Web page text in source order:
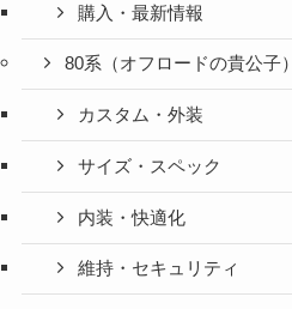
購入・最新情報
80系（オフロードの貴公子）
カスタム・外装
サイズ・スペック
内装・快適化
維持・セキュリティ